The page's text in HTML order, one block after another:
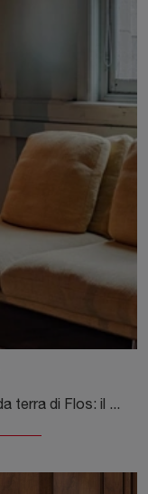
Clicca e scopri di più sulle lampade da terra di Flos: il modello Chiara Floor in metallo ti aspetta!